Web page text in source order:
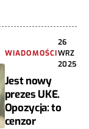
WIADOMOŚCI
26
WRZ
2025
Jest nowy
prezes UKE.
Opozycja: to
cenzor